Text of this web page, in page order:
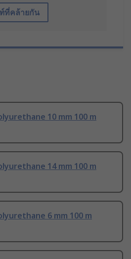
ที่คล้ายกัน
10 mm 100 m
14 mm 100 m
6 mm 100 m